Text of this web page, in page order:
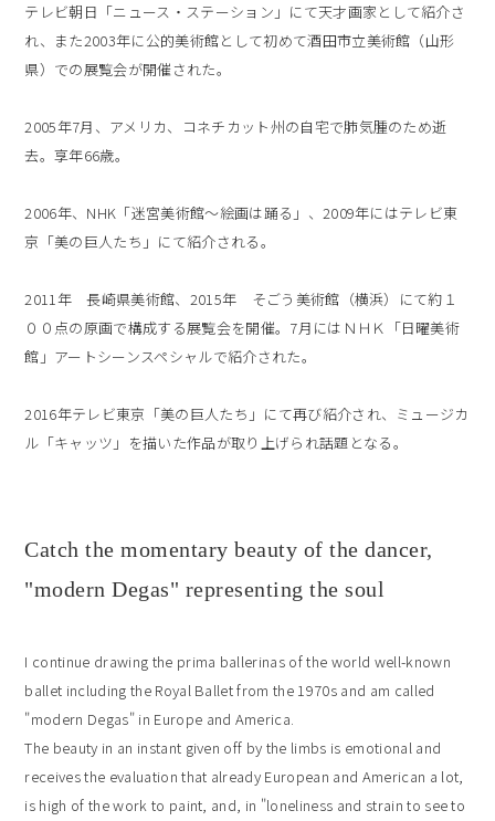
テレビ朝日「ニュース・ステーション」にて天才画家として紹介さ
れ、また2003年に公的美術館として初めて酒田市立美術館（山形
県）での展覧会が開催された。
2005年7月、アメリカ、コネチカット州の自宅で肺気腫のため逝
去。享年66歳。
2006年、NHK「迷宮美術館～絵画は踊る」、2009年にはテレビ東
京「美の巨人たち」にて紹介される。
2011年 長崎県美術館、2015年 そごう美術館（横浜）にて約１
００点の原画で構成する展覧会を開催。7月にはＮＨＫ「日曜美術
館」アートシーンスペシャルで紹介された。
2016年テレビ東京「美の巨人たち」にて再び紹介され、ミュージカ
ル「キャッツ」を描いた作品が取り上げられ話題となる。
Catch the momentary beauty of the dancer,
"modern Degas" representing the soul
I continue drawing the prima ballerinas of the world well-known
ballet including the Royal Ballet from the 1970s and am called
"modern Degas" in Europe and America.
The beauty in an instant given off by the limbs is emotional and
receives the evaluation that already European and American a lot,
is high of the work to paint, and, in "loneliness and strain to see to